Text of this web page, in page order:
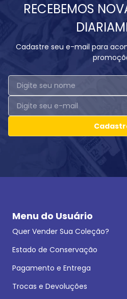
RECEBEMOS
Cadastre seu e-mail para
Menu do Usuário
Quer Vender Sua Coleção?
Estado de Conservação
Pagamento e Entrega
Trocas e Devoluções